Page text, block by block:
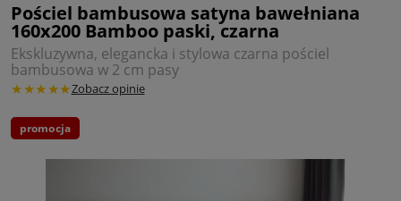
Pościel bambusowa satyna bawełniana
160x200 Bamboo paski, czarna
Ekskluzywna, elegancka i stylowa czarna pościel
bambusowa w 2 cm pasy
★★★★★Zobacz opinie
promocja